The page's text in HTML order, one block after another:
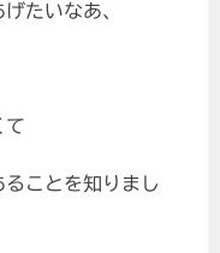
たいなあ、
て
ことを知りまし